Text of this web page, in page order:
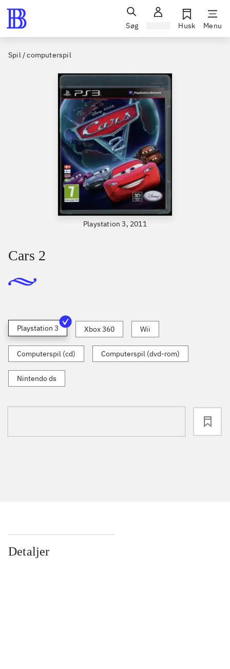
Søg Husk Menu
Spil / computerspil
Playstation 3, 2011
Cars 2
Playstation 3 Xbox 360 Wii
Computerspil (cd) Computerspil (dvd-rom)
Nintendo ds
Detaljer